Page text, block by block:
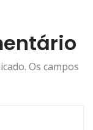
Os campos